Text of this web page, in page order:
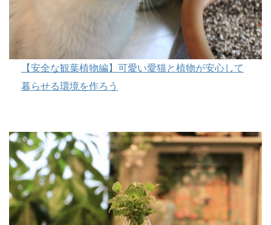
【安全な観葉植物編】可愛い愛猫と植物が安心して
暮らせる環境を作ろう